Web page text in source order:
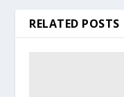
RELATED POSTS